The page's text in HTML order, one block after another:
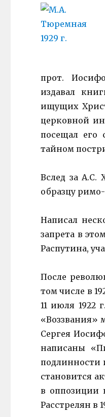
прот.
издавал
ищущих
церковной
посещал его
тайном
Вслед за А.С.
образцу
Написал
запрета в
Распутина,
После
том числе в
11 июля 1922
«Воззвания»
Сергея
написаны
подлинности
становится
в оппозиции
Расстрелян в